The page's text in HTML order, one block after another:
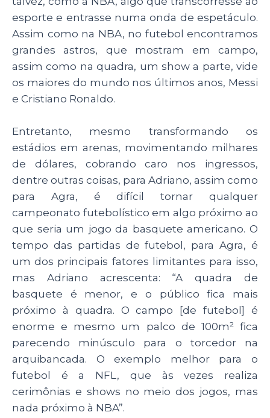
esporte e entrasse numa onda de espetáculo.
Assim como na NBA, no futebol encontramos
grandes astros, que mostram em campo,
assim como na quadra, um show a parte, vide
os maiores do mundo nos últimos anos, Messi
e Cristiano Ronaldo.
Entretanto, mesmo transformando os
estádios em arenas, movimentando milhares
de dólares, cobrando caro nos ingressos,
dentre outras coisas, para Adriano, assim como
para Agra, é difícil tornar qualquer
campeonato futebolístico em algo próximo ao
que seria um jogo da basquete americano. O
tempo das partidas de futebol, para Agra, é
um dos principais fatores limitantes para isso,
mas Adriano acrescenta: “A quadra de
basquete é menor, e o público fica mais
próximo à quadra. O campo [de futebol] é
enorme e mesmo um palco de 100m² fica
parecendo minúsculo para o torcedor na
arquibancada. O exemplo melhor para o
futebol é a NFL, que às vezes realiza
cerimônias e shows no meio dos jogos, mas
nada próximo à NBA”.